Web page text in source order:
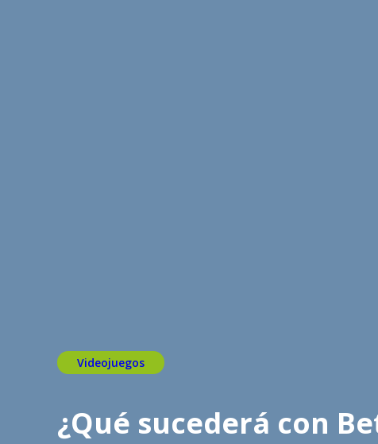
Videojuegos
¿Qué sucederá con